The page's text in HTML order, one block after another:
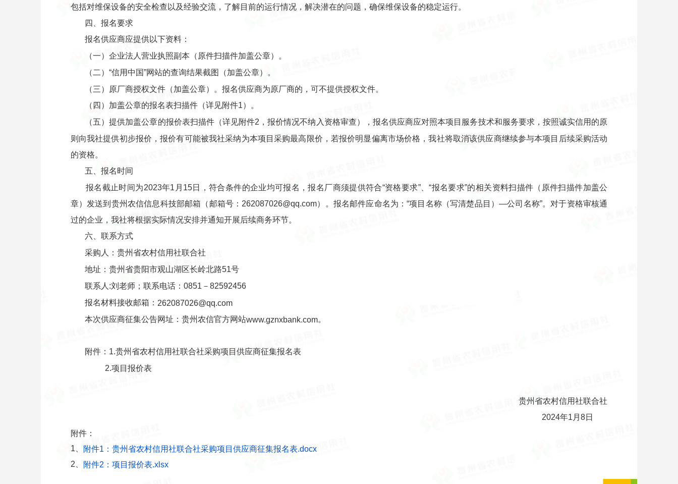
包括对维保设备的安全检查以及经验交流，了解目前的运行情况，解决潜在的问题，确保维保设备的稳定运行。
四、报名要求
报名供应商应提供以下资料：
（一）企业法人营业执照副本（原件扫描件加盖公章）。
（二）“信用中国”网站的查询结果截图（加盖公章）。
（三）原厂商授权文件（加盖公章）。报名供应商为原厂商的，可不提供授权文件。
（四）加盖公章的报名表扫描件（详见附件1）。
（五）提供加盖公章的报价表扫描件（详见附件2，报价情况不纳入资格审查），报名供应商应对照本项目服务技术和服务要求，按照诚实信用的原
则向我社提供初步报价，报价有可能被我社采纳为本项目采购最高限价，若报价明显偏离市场价格，我社将取消该供应商继续参与本项目后续采购活动
的资格。
五、报名时间
报名截止时间为2023年1月15日，符合条件的企业均可报名，报名厂商须提供符合“资格要求”、“报名要求”的相关资料扫描件（原件扫描件加盖公
章）发送到贵州农信信息科技部邮箱（邮箱号：262087026@qq.com）。报名邮件应命名为：“项目名称（写清楚品目）—公司名称”。对于资格审核通
过的企业，我社将根据实际情况安排并通知开展后续商务环节。
六、联系方式
采购人：贵州省农村信用社联合社
地址：贵州省贵阳市观山湖区长岭北路51号
联系人:刘老师；联系电话：0851－82592456
报名材料接收邮箱： 262087026@qq.com
本次供应商征集公告网址：贵州农信官方网站www.gznxbank.com。
附件：1.贵州省农村信用社联合社采购项目供应商征集报名表
2.项目报价表
贵州省农村信用社联合社
2024年1月8日
附件：
1、
附件1：贵州省农村信用社联合社采购项目供应商征集报名表.docx
2、 附件2：项目报价表.xlsx